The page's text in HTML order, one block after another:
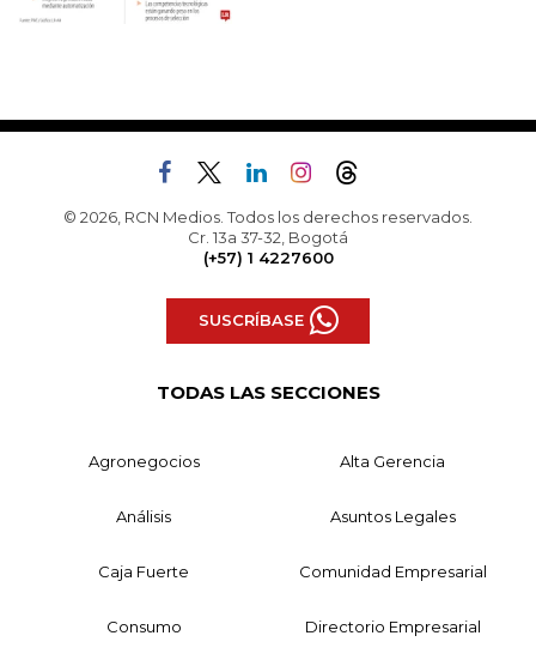
© 2026, RCN Medios. Todos los derechos reservados.
Cr. 13a 37-32, Bogotá
(+57) 1 4227600
SUSCRÍBASE
TODAS LAS SECCIONES
Agronegocios Alta Gerencia
Análisis Asuntos Legales
Caja Fuerte Comunidad Empresarial
Consumo Directorio Empresarial